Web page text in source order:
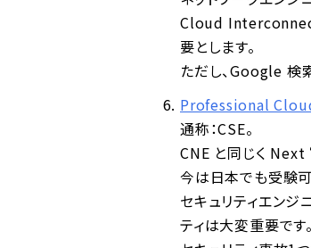
Cloud Interconnect
要とします。
ただし、Google 検
Professional
通称：CSE。
CNE と同じく Next
今は日本でも受験可
セキュリティエンジ
ティは大変重要です。